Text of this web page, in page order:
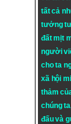
tất cả
tưởng
đất mịt
người
cho ta
xã hội
thảm
chúng
đấu và